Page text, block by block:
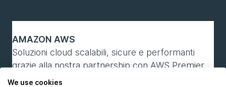
AMAZON AWS
Soluzioni cloud scalabili, sicure e performanti
grazie alla nostra partnership con AWS Premier
Consulting Partner.
We use cookies